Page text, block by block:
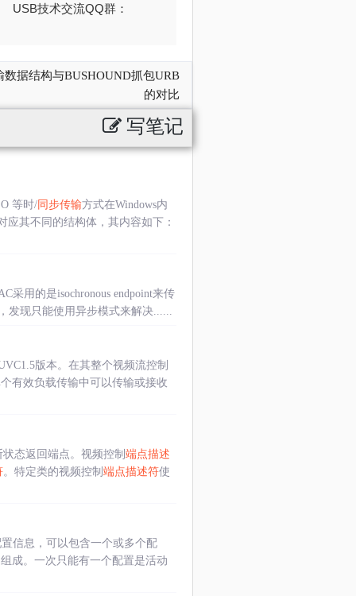
USB技术交流QQ群：
据结构与BUSHOUND抓包URB
的对比
写笔记
等时/同步传输方式在Windows内
其不同的结构体，其内容如下：
采用的是isochronous endpoint来传
发现只能使用异步模式来解决......
版本。在其整个视频流控制
有效负载传输中可以传输或接收
态返回端点。视频控制 端点描述
。特定类的视频控制 端点描述符使
信息，可以包含一个或多个配
成。一次只能有一个配置是活动